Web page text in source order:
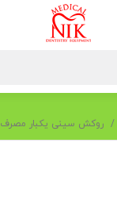
روکش سینی یکبار مصرف 20*20